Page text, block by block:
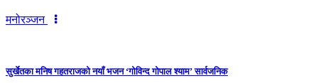
मनोरञ्जन
सुर्खेतका मनिष गहतराजको नयाँ भजन ‘गोविन्द गोपाल श्याम’ सार्वजनिक